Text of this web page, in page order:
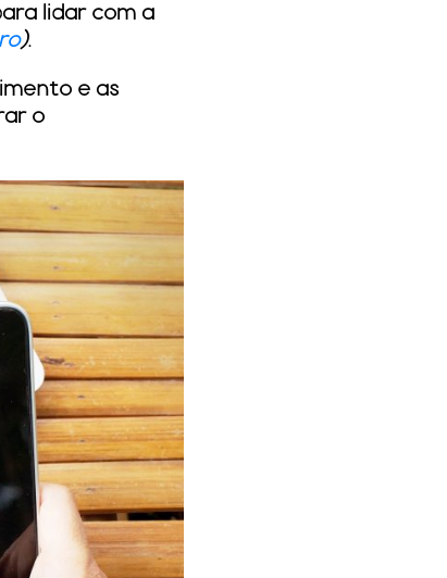
lidar com a
).
e as
o